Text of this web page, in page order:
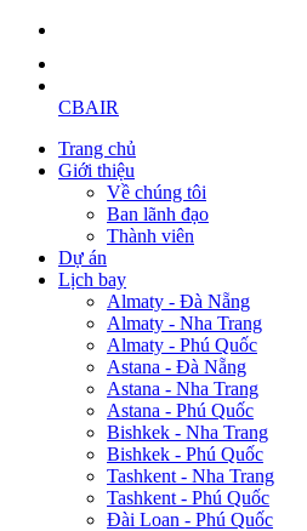
CBAIR
Trang chủ
Giới thiệu
Về chúng tôi
Ban lãnh đạo
Thành viên
Dự án
Lịch bay
Almaty - Đà Nẵng
Almaty - Nha Trang
Almaty - Phú Quốc
Astana - Đà Nẵng
Astana - Nha Trang
Astana - Phú Quốc
Bishkek - Nha Trang
Bishkek - Phú Quốc
Tashkent - Nha Trang
Tashkent - Phú Quốc
Đài Loan - Phú Quốc